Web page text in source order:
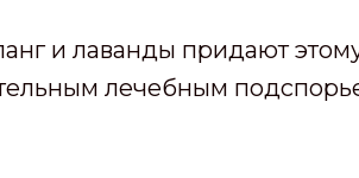
и лаванды придают
лечебным